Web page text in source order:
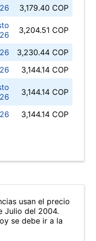
3,179.40 COP
3,204.51 COP
3,230.44 COP
3,144.14 COP
3,144.14 COP
3,144.14 COP
usan el precio
Julio del 2004.
se debe ir a la